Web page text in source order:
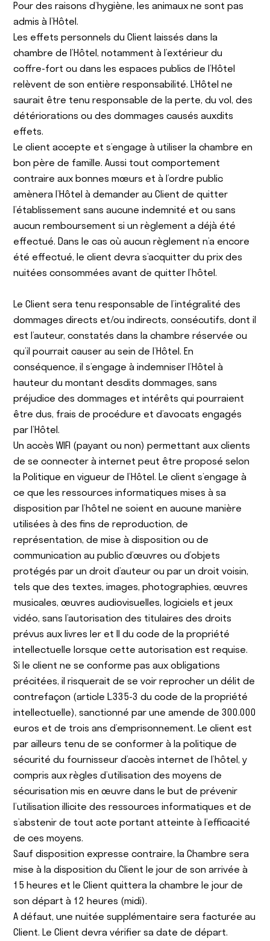
Pour des raisons d’hygiène, les animaux ne sont pas
admis à l’Hôtel.
Les effets personnels du Client laissés dans la
chambre de l’Hôtel, notamment à l’extérieur du
coffre-fort ou dans les espaces publics de l’Hôtel
relèvent de son entière responsabilité. L’Hôtel ne
saurait être tenu responsable de la perte, du vol, des
détériorations ou des dommages causés auxdits
effets.
Le client accepte et s’engage à utiliser la chambre en
bon père de famille. Aussi tout comportement
contraire aux bonnes mœurs et à l’ordre public
amènera l’Hôtel à demander au Client de quitter
l’établissement sans aucune indemnité et ou sans
aucun remboursement si un règlement a déjà été
effectué. Dans le cas où aucun règlement n’a encore
été effectué, le client devra s’acquitter du prix des
nuitées consommées avant de quitter l’hôtel.
Le Client sera tenu responsable de l’intégralité des
dommages directs et/ou indirects, consécutifs, dont il
est l’auteur, constatés dans la chambre réservée ou
qu’il pourrait causer au sein de l’Hôtel. En
conséquence, il s’engage à indemniser l’Hôtel à
hauteur du montant desdits dommages, sans
préjudice des dommages et intérêts qui pourraient
être dus, frais de procédure et d’avocats engagés
par l’Hôtel.
Un accès WIFI (payant ou non) permettant aux clients
de se connecter à internet peut être proposé selon
la Politique en vigueur de l’Hôtel. Le client s’engage à
ce que les ressources informatiques mises à sa
disposition par l’hôtel ne soient en aucune manière
utilisées à des fins de reproduction, de
représentation, de mise à disposition ou de
communication au public d’œuvres ou d’objets
protégés par un droit d’auteur ou par un droit voisin,
tels que des textes, images, photographies, œuvres
musicales, œuvres audiovisuelles, logiciels et jeux
vidéo, sans l’autorisation des titulaires des droits
prévus aux livres Ier et II du code de la propriété
intellectuelle lorsque cette autorisation est requise.
Si le client ne se conforme pas aux obligations
précitées, il risquerait de se voir reprocher un délit de
contrefaçon (article L.335-3 du code de la propriété
intellectuelle), sanctionné par une amende de 300.000
euros et de trois ans d’emprisonnement. Le client est
par ailleurs tenu de se conformer à la politique de
sécurité du fournisseur d’accès internet de l’hôtel, y
compris aux règles d’utilisation des moyens de
sécurisation mis en œuvre dans le but de prévenir
l’utilisation illicite des ressources informatiques et de
s’abstenir de tout acte portant atteinte à l’efficacité
de ces moyens.
Sauf disposition expresse contraire, la Chambre sera
mise à la disposition du Client le jour de son arrivée à
15 heures et le Client quittera la chambre le jour de
son départ à 12 heures (midi).
A défaut, une nuitée supplémentaire sera facturée au
Client. Le Client devra vérifier sa date de départ.